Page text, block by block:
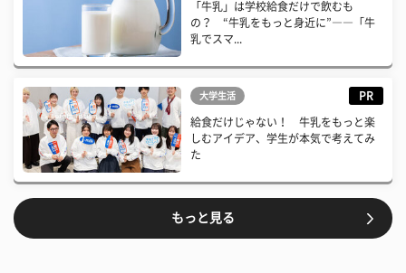
「牛乳」は学校給食だけで飲むも
の？ “牛乳をもっと身近に”――「牛
乳でスマ...
大学生活 PR
給食だけじゃない！ 牛乳をもっと楽
しむアイデア、学生が本気で考えてみ
た
もっと見る